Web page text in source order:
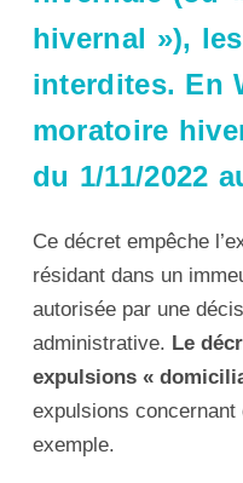
hivernal »),
interdites. En
moratoire
du 1/11/2022
Ce décret empêche
résidant dans un
autorisée par une
administrative. Le
expulsions «
expulsions
exemple.